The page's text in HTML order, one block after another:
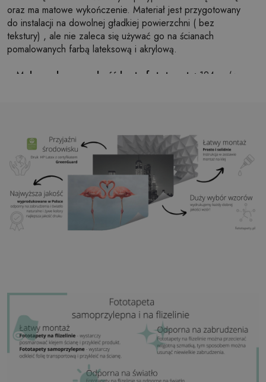
oraz ma matowe wykończenie. Materiał jest przygotowany
do instalacji na dowolnej gładkiej powierzchni ( bez
tekstury) , ale nie zaleca się używać go na ścianach
pomalowanych farbą lateksową i akrylową.
Maksymalna szerokość brytu fototapety: 124cm (w
Klej:Niepotrzebny
Zastosowanie:
Salon, sypialnia, pomieszczenia
biurowe, przedpokój i wiele innych